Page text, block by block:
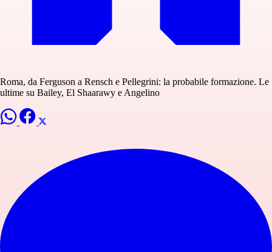
Roma, da Ferguson a Rensch e Pellegrini: la probabile formazione. Le
ultime su Bailey, El Shaarawy e Angelino